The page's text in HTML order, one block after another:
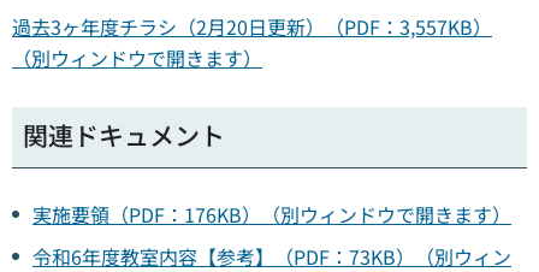
過去3ヶ年度チラシ（2月20日更新）（PDF：3,557KB）
（別ウィンドウで開きます）
関連ドキュメント
実施要領（PDF：176KB）（別ウィンドウで開きます）
令和6年度教室内容【参考】（PDF：73KB）（別ウィン